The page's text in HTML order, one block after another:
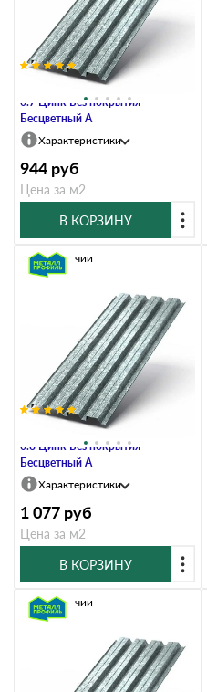
Профлист Металл Профиль Н60
0.7 Цинк Без покрытия
Бесцветный A
Характеристики
944 руб
Цена за м2
В КОРЗИНУ
Профлист Металл Профиль Н60
0.8 Цинк Без покрытия
Бесцветный A
В наличии
Характеристики
1 077 руб
Цена за м2
В КОРЗИНУ
В наличии